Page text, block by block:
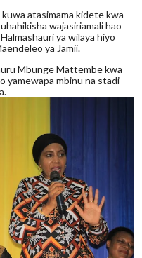
atasimama kidete kwa
wajasiriamali hao
ya wilaya hiyo
ya Jamii.
Mbunge Mattembe kwa
yamewapa mbinu na stadi